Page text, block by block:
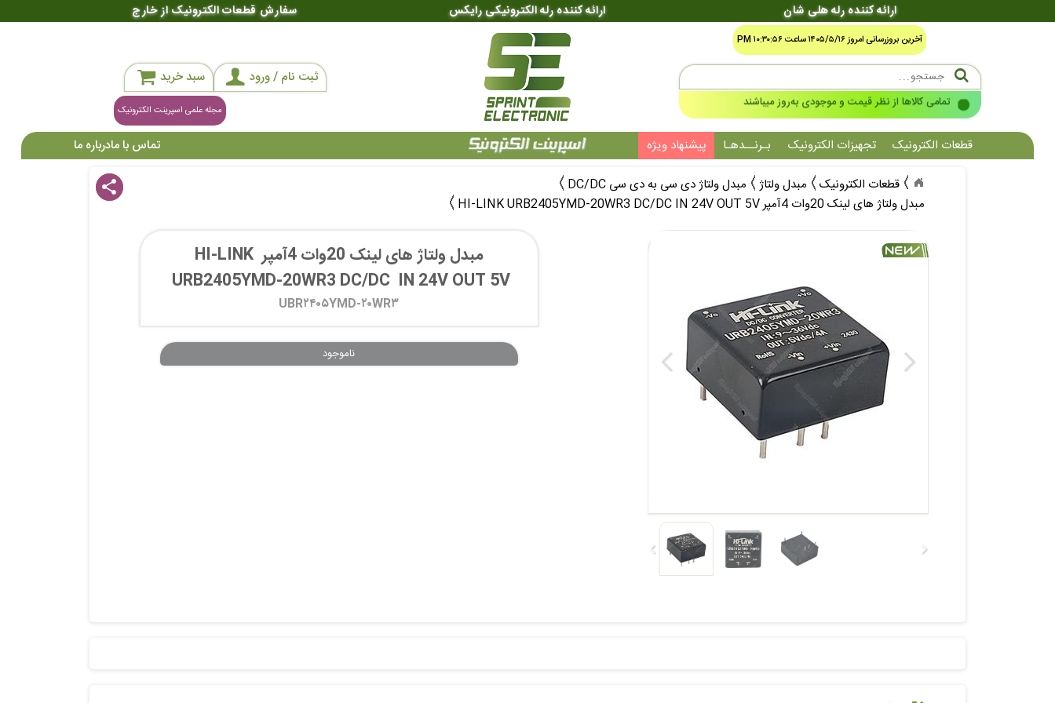
ارائه کننده رله هلی شان ارائه کننده رله الکترونیکی رایکس سفارش قطعات الکترونیک از خارج
آخرین بروزرسانی امروز ۱۴۰۵/۵/۱۶ ساعت ۱۰:۳۰:۵۶ PM
تمامی کالاها از نظر قیمت و موجودی به‌روز میباشند
مجله علمی اسپرینت الکترونیک
ثبت نام / ورود سبد خرید
قطعات الکترونیک تجهیزات الکترونیک بـرنــدهـا پیشنهاد ویژه تماس با مادرباره ما
share قطعات الکترونیک مبدل ولتاژ
مبدل ولتاژ دی سی به دی سی DC/DC
مبدل ولتاژ های لینک 20وات 4آمپر HI-LINK URB2405YMD-20WR3 DC/DC IN 24V OUT 5V
مبدل ولتاژ های لینک 20وات 4آمپر HI-LINK
URB2405YMD-20WR3 DC/DC  IN 24V OUT 5V
UBR۲۴۰۵YMD-۲۰WR۳